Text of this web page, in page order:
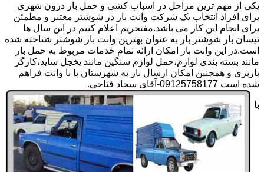
یکی از مهم ترین مراحل در اسباب کشی و حمل بار درون شهری
برای افراد انتخاب یک شرکت وانت بار در شوشتر معتبر و مطمئن
برای انجام این کار می باشد.مفتخریم اعلام کنیم در این سال ها
نیسان بار شوشتر بار به عنوان بهترین وانت بار شوشتر شناخته شده
است.در این وانت بار امکان ارائه تمام خدمات مربوط به حمل بار
مانند بسته بندی لوازم،حمل لوازم سنگین مانند یخچل ساید،کارگر
باربری و همچنین امکان ارسال بار به شهرستان با با وانت فراهم
شده است 09125758177-آقای سجاد فتاحی.
با